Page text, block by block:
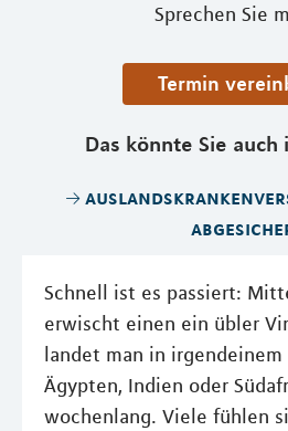
Sprechen Sie
Termin
Das könnte Sie
Schnell ist es passiert:
erwischt einen ein übler
landet man in irgendeinem
Ägypten, Indien oder
wochenlang. Viele fühlen